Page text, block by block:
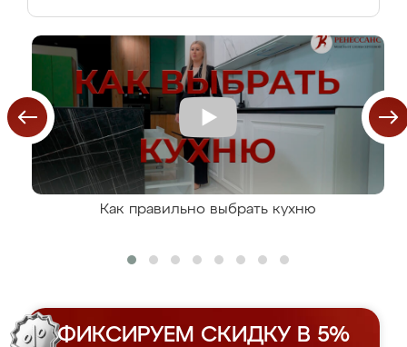
Как правильно выбрать кухню
ФИКСИРУЕМ СКИДКУ В 5%